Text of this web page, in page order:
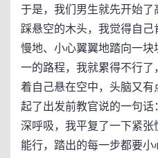
于是，我们男生就先开始
踩悬空的木头，我觉得自
慢地、小心翼翼地踏向一
一的路程，我就累得不行
着自己悬在空中，头脑又
起了出发前教官说的一句
深呼吸，我平复了一下紧
能行，踏出的每一步都要小